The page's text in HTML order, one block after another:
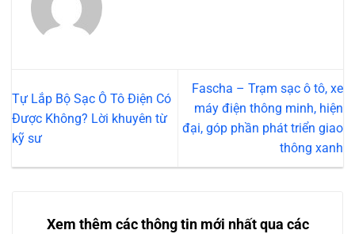
Tự Lắp Bộ Sạc Ô Tô Điện Có
Được Không? Lời khuyên từ
kỹ sư
Fascha – Trạm sạc ô tô, xe
máy điện thông minh, hiện
đại, góp phần phát triển giao
thông xanh
Xem thêm các thông tin mới nhất qua các